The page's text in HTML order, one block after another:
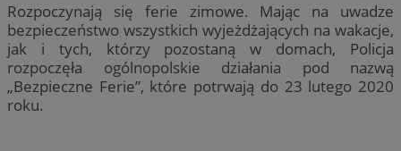
Rozpoczynają się ferie zimowe. Mając na uwadze
bezpieczeństwo wszystkich wyjeżdżających na wakacje,
jak i tych, którzy pozostaną w domach, Policja
rozpoczęła ogólnopolskie działania pod nazwą
„Bezpieczne Ferie”, które potrwają do 23 lutego 2020
roku.